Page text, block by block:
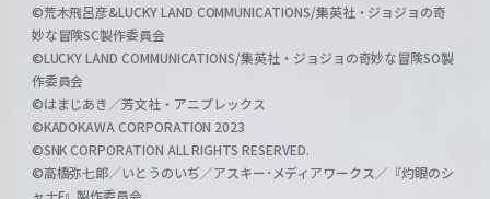
©荒木飛呂彦&LUCKY LAND COMMUNICATIONS/集英社・ジョジョの奇
妙な冒険SC製作委員会
©LUCKY LAND COMMUNICATIONS/集英社・ジョジョの奇妙な冒険SO製
作委員会
©はまじあき／芳文社・アニプレックス
©KADOKAWA CORPORATION 2023
©SNK CORPORATION ALL RIGHTS RESERVED.
©高橋弥七郎／いとうのいぢ／アスキー･メディアワークス／『灼眼のシ
ャナF』製作委員会